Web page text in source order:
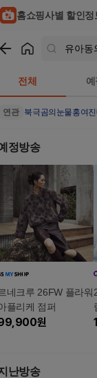
홈쇼핑사별 할인정
전체
연관 북극곰의눈물홍여
정방송
네크루 26FW 플라워
플리케 점퍼
원
난방송